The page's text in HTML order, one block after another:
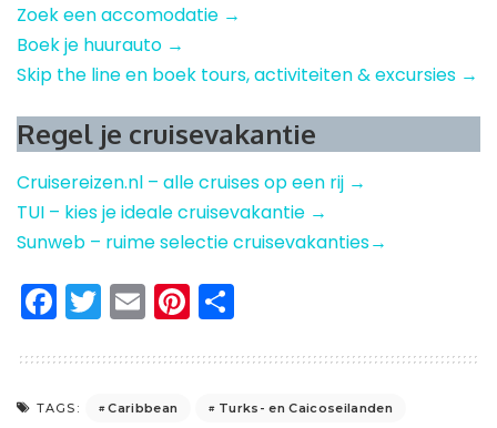
Zoek een accomodatie →
Boek je huurauto →
Skip the line en boek tours, activiteiten & excursies →
Regel je cruisevakantie
Cruisereizen.nl – alle cruises op een rij →
TUI – kies je ideale cruisevakantie →
Sunweb – ruime selectie cruisevakanties→
Facebook
Twitter
EmailPinterest
TAGS: Caribbean Turks- en Caicoseilanden